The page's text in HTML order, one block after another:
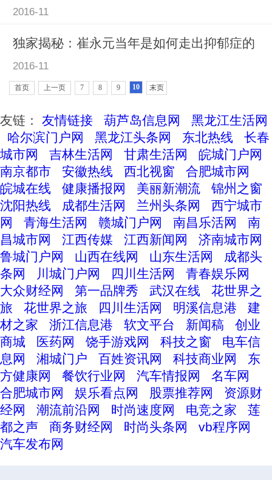
2016-11
独家揭秘：崔永元当年是如何走出抑郁症的
2016-11
首页 上一页 7 8 9 10 末页
友链： 友情链接 葫芦岛信息网
黑龙江生活网
哈尔滨门户网
黑龙江头条网 东北热线
长春
城市网
吉林生活网 甘肃生活网
皖城门户网
南京都市
安徽热线 西北视窗
合肥城市网
皖城在线
健康播报网 美丽新潮流
锦州之窗
沈阳热线
成都生活网 兰州头条网
西宁城市
网
青海生活网 赣城门户网 南昌乐活网
南
昌城市网
江西传媒 江西新闻网
济南城市网
鲁城门户网
山西在线网 山东生活网
成都头
条网
川城门户网 四川生活网
青春娱乐网
大众财经网
第一品牌秀 武汉在线
花世界之
旅
花世界之旅 四川生活网 明溪信息港
建
材之家
浙江信息港 软文平台 新闻稿
创业
商城
医药网 饶手游戏网 科技之窗
电车信
息网
湘城门户 百姓资讯网 科技商业网
东
方健康网
餐饮行业网 汽车情报网
名车网
合肥城市网
娱乐看点网 股票推荐网
资源财
经网
潮流前沿网 时尚速度网 电竞之家
莲
都之声
商务财经网 时尚头条网
vb程序网
汽车发布网